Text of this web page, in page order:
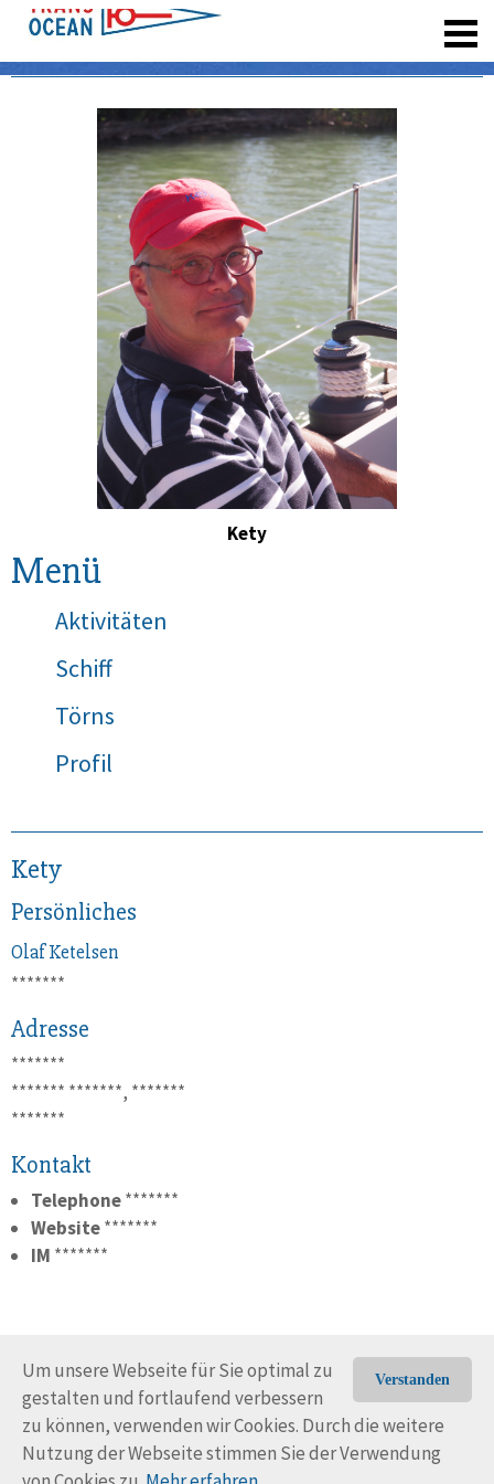
Verstanden
Um unsere Webseite für Sie optimal zu
gestalten und fortlaufend verbessern
zu können, verwenden wir Cookies. Durch die weitere
Nutzung der Webseite stimmen Sie der Verwendung
Kety
Menü
Aktivitäten
Schiff
Törns
Profil
Kety
Persönliches
OlafKetelsen
*******
Adresse
*******
******* *******, *******
*******
Kontakt
Telephone*******
Website*******
IM *******
© Trans-Ocean e.V. 2010-2026 Impressum
Nutzungsbedingungen
Rechtliche Hinweise